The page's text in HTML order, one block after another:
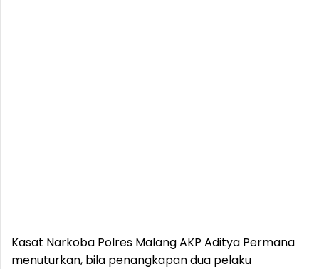
Kasat Narkoba Polres Malang AKP Aditya Permana
menuturkan, bila penangkapan dua pelaku